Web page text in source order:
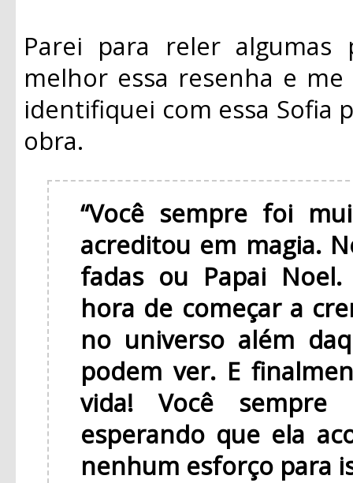
Parei para reler algumas
melhor essa resenha e
identifiquei com essa Sofia
obra.
“Você sempre foi
acreditou em magia.
fadas ou Papai
hora de começar a
no universo além
podem ver. E
vida! Você
esperando que ela
nenhum esforço para